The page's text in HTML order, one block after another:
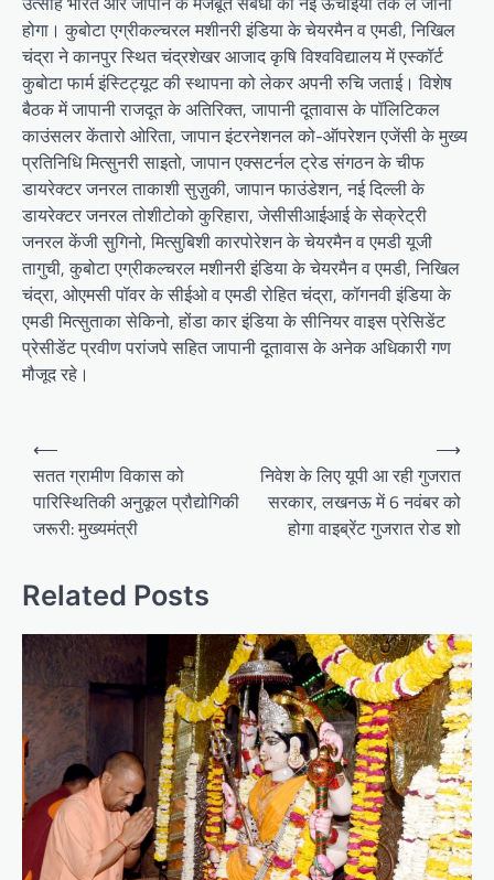
होगा। कुबोटा एग्रीकल्चरल मशीनरी इंडिया के चेयरमैन व एमडी, निखिल
चंद्रा ने कानपुर स्थित चंद्रशेखर आजाद कृषि विश्वविद्यालय में एस्कॉर्ट
कुबोटा फार्म इंस्टिट्यूट की स्थापना को लेकर अपनी रुचि जताई। विशेष
बैठक में जापानी राजदूत के अतिरिक्त, जापानी दूतावास के पॉलिटिकल
काउंसलर केंतारो ओरिता, जापान इंटरनेशनल को-ऑपरेशन एजेंसी के मुख्य
प्रतिनिधि मित्सुनरी साइतो, जापान एक्सटर्नल ट्रेड संगठन के चीफ
डायरेक्टर जनरल ताकाशी सुज़ुकी, जापान फाउंडेशन, नई दिल्ली के
डायरेक्टर जनरल तोशीटोको कुरिहारा, जेसीसीआईआई के सेक्रेट्री
जनरल केंजी सुगिनो, मित्सुबिशी कारपोरेशन के चेयरमैन व एमडी यूजी
तागुची, कुबोटा एग्रीकल्चरल मशीनरी इंडिया के चेयरमैन व एमडी, निखिल
चंद्रा, ओएमसी पॉवर के सीईओ व एमडी रोहित चंद्रा, कॉगनवी इंडिया के
एमडी मित्सुताका सेकिनो, होंडा कार इंडिया के सीनियर वाइस प्रेसिडेंट
प्रेसीडेंट प्रवीण परांजपे सहित जापानी दूतावास के अनेक अधिकारी गण
मौजूद रहे।
Post
navigation
⟵
सतत ग्रामीण विकास को
पारिस्थितिकी अनुकूल प्रौद्योगिकी
जरूरी: मुख्यमंत्री
निवेश के लिए यूपी आ रही गुजरात
सरकार, लखनऊ में 6 नवंबर को
होगा वाइब्रेंट गुजरात रोड शो
⟶
Related Posts